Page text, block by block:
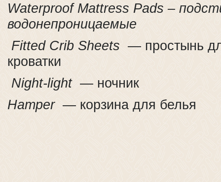
Waterproof Mattress Pads –
водонепроницаемые
Fitted Crib Sheets — простынь
кроватки
Night-light— ночник
Hamper— корзина для белья